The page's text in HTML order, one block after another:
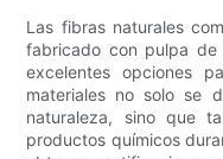
Las fibras naturales
fabricado con pulpa de
excelentes opciones
materiales no solo se
naturaleza, sino que
productos químicos